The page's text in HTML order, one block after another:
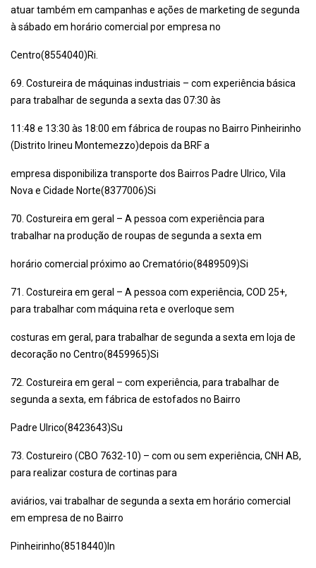
atuar também em campanhas e ações de marketing de segunda
à sábado em horário comercial por empresa no
Centro(8554040)Ri.
69. Costureira de máquinas industriais – com experiência básica
para trabalhar de segunda a sexta das 07:30 às
11:48 e 13:30 às 18:00 em fábrica de roupas no Bairro Pinheirinho
(Distrito Irineu Montemezzo)depois da BRF a
empresa disponibiliza transporte dos Bairros Padre Ulrico, Vila
Nova e Cidade Norte(8377006)Si
70. Costureira em geral – A pessoa com experiência para
trabalhar na produção de roupas de segunda a sexta em
horário comercial próximo ao Crematório(8489509)Si
71. Costureira em geral – A pessoa com experiência, COD 25+,
para trabalhar com máquina reta e overloque sem
costuras em geral, para trabalhar de segunda a sexta em loja de
decoração no Centro(8459965)Si
72. Costureira em geral – com experiência, para trabalhar de
segunda a sexta, em fábrica de estofados no Bairro
Padre Ulrico(8423643)Su
73. Costureiro (CBO 7632-10) – com ou sem experiência, CNH AB,
para realizar costura de cortinas para
aviários, vai trabalhar de segunda a sexta em horário comercial
em empresa de no Bairro
Pinheirinho(8518440)In